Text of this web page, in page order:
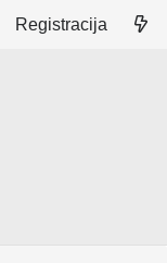
Registracija